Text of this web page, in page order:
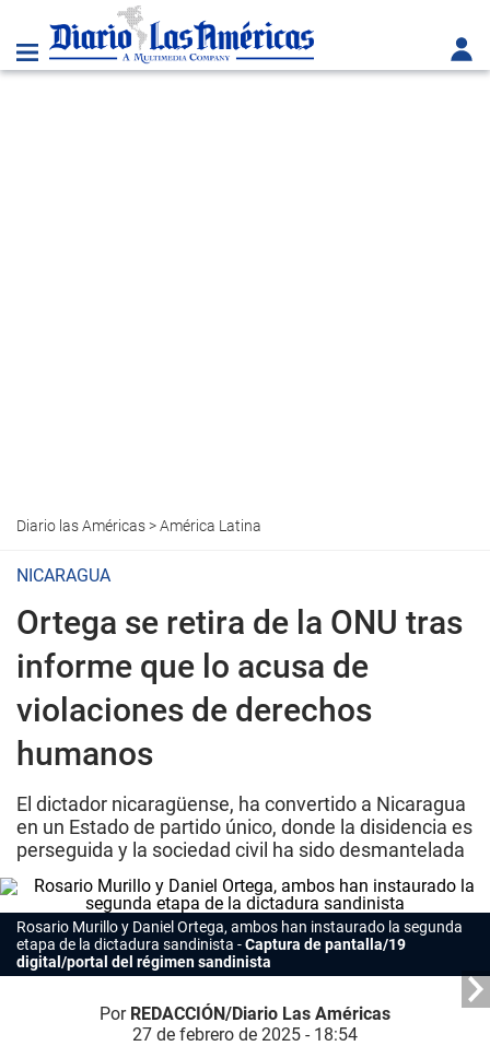
Diario las Américas>América Latina
NICARAGUA
Ortega se retira de la ONU tras
informe que lo acusa de
violaciones de derechos
humanos
El dictador nicaragüense, ha convertido a Nicaragua
en un Estado de partido único, donde la disidencia es
perseguida y la sociedad civil ha sido desmantelada
Rosario Murillo y Daniel Ortega, ambos han instaurado la segunda
etapa de la dictadura sandinista
Captura de pantalla/19
digital/portal del régimen sandinista
Por REDACCIÓN/Diario Las Américas
27 de febrero de 2025 - 18:54